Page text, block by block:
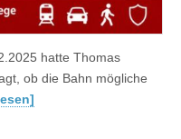
hatte Thomas
ob die Bahn mögliche